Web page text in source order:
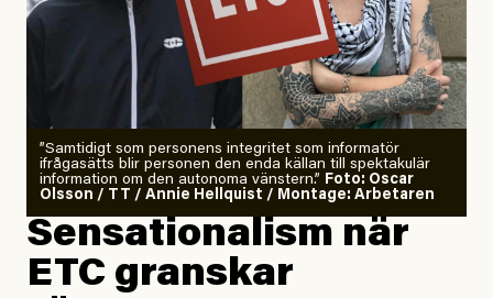
”Samtidigt som personens integritet som informatör
ifrågasätts blir personen den enda källan till spektakulär
information om den autonoma vänstern.” Foto: Oscar
Olsson / TT / Annie Hellquist / Montage: Arbetaren
Sensationalism när
ETC granskar